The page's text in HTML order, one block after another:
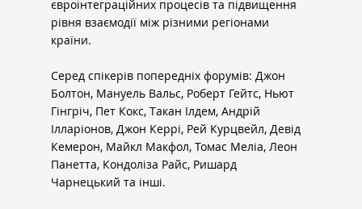
євроінтеграційних процесів та підвищення
рівня взаємодії між різними регіонами
країни.
Серед спікерів попередніх форумів: Джон
Болтон, Мануель Вальс, Роберт Гейтс, Ньют
Гінгріч, Пет Кокс, Такан Ілдем, Андрій
Ілларіонов, Джон Керрі, Рей Курцвейл, Девід
Кемерон, Майкл Макфол, Томас Меліа, Леон
Панетта, Кондоліза Райс, Ришард
Чарнецький та інші.